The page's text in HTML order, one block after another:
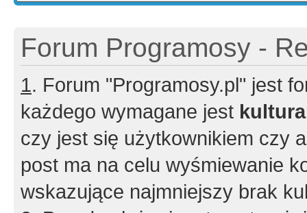
Forum Programosy -
1. Forum "Programosy.pl" jest
każdego wymagane jest
czy jest się użytkownikiem czy
post ma na celu wyśmiewanie
wskazujące najmniejszy brak